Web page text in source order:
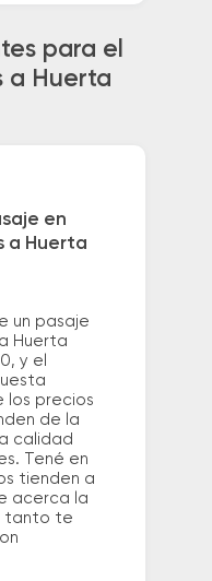
para el
a Huerta
en
a Huerta
un pasaje
Huerta
y el
los precios
de la
calidad
Tené en
tienden a
acerca la
tanto te